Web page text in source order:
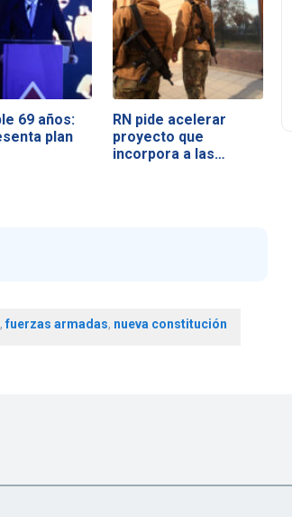
69 años:
plan
RN pide acelerar
proyecto que
incorpora a las…
,fuerzas armadas, nueva constitución